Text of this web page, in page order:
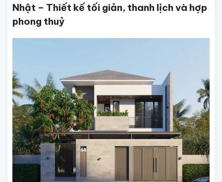
Nhật – Thiết kế tối giản, thanh lịch và hợp
phong thuỷ